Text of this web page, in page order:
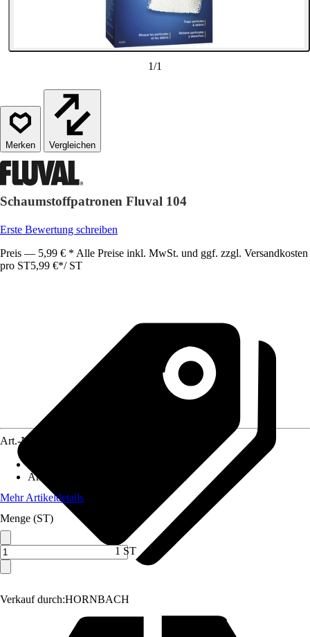
1/1
Vergleichen
Schaumstoffpatronen Fluval 104
Erste Bewertung schreiben
Preis — 5,99 € * Alle Preise inkl. MwSt. und ggf. zzgl. Versandkosten
pro ST5,99 €*/ ST
Verkauf durch:HORNBACH
Art.-Nr.
Anwendungsbereich
Aquariumfilter
Mehr Artikeldetails
Menge (ST)
1 ST